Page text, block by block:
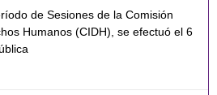
de Sesiones de la Comisión
Humanos (CIDH), se efectuó el 6